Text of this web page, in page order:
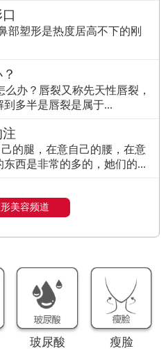
部塑形是热度居高不下的刚
办？唇裂又称先天性唇裂，
多半是唇裂是属于...
的腿，在意自己的腰，在意
西是非常的多的，她们的...
美容频道
玻尿酸 瘦脸